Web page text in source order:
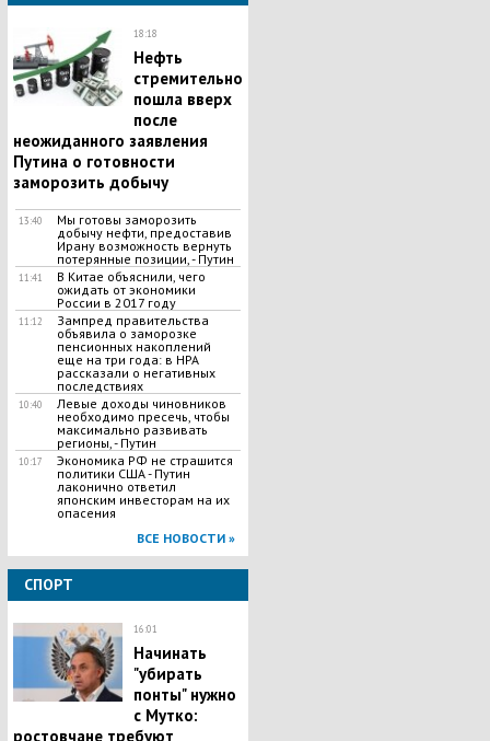
18:18
Нефть
стремительно
пошла вверх
после
неожиданного заявления
Путина о готовности
заморозить добычу
13:40
Мы готовы заморозить
добычу нефти, предоставив
Ирану возможность вернуть
потерянные позиции, - Путин
11:41
В Китае объяснили, чего
ожидать от экономики
России в 2017 году
11:12
Зампред правительства
объявила о заморозке
пенсионных накоплений
еще на три года: в НРА
рассказали о негативных
последствиях
10:40
Левые доходы чиновников
необходимо пресечь, чтобы
максимально развивать
регионы, - Путин
10:17
Экономика РФ не страшится
политики США - Путин
лаконично ответил
японским инвесторам на их
опасения
ВСЕ НОВОСТИ »
СПОРТ
16:01
Начинать
"убирать
понты" нужно
с Мутко:
ростовчане требуют